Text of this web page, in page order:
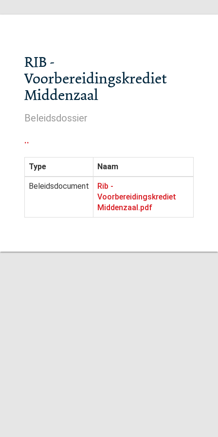
RIB -
Voorbereidingskrediet
Middenzaal
Beleidsdossier
..
Type Naam
Beleidsdocument
Rib -
Voorbereidingskrediet
Middenzaal.pdf